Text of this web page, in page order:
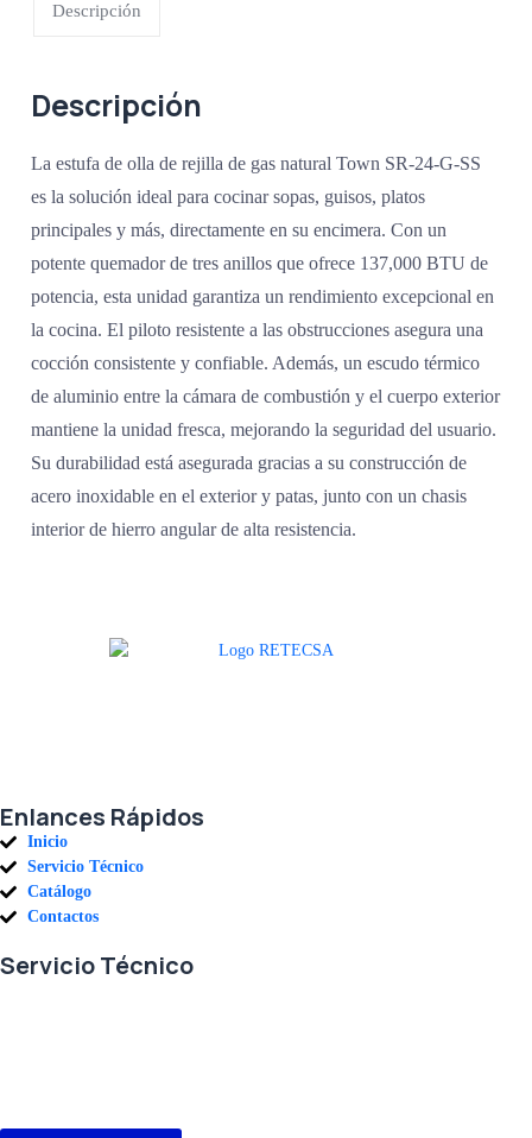
Descripción
Descripción
La estufa de olla de rejilla de gas natural Town SR-24-G-SS
es la solución ideal para cocinar sopas, guisos, platos
principales y más, directamente en su encimera. Con un
potente quemador de tres anillos que ofrece 137,000 BTU de
potencia, esta unidad garantiza un rendimiento excepcional en
la cocina. El piloto resistente a las obstrucciones asegura una
cocción consistente y confiable. Además, un escudo térmico
de aluminio entre la cámara de combustión y el cuerpo exterior
mantiene la unidad fresca, mejorando la seguridad del usuario.
Su durabilidad está asegurada gracias a su construcción de
acero inoxidable en el exterior y patas, junto con un chasis
interior de hierro angular de alta resistencia.
Enlances Rápidos
Inicio
Servicio Técnico
Catálogo
Contactos
Servicio Técnico